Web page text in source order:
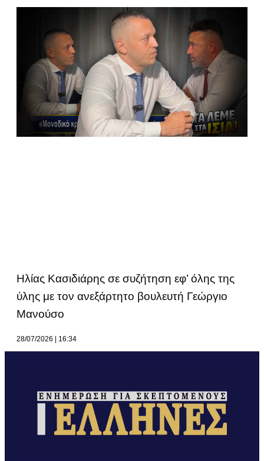
Ηλίας Κασιδιάρης σε συζήτηση εφ’ όλης της
ύλης με τον ανεξάρτητο βουλευτή Γεώργιο
Μανούσο
28/07/2026 16:34